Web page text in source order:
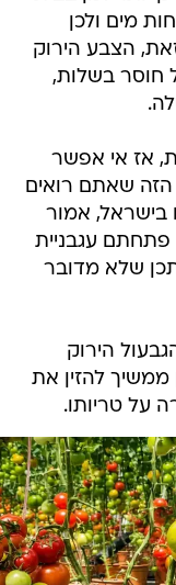
מים ולכן
הצבע הירוק
חוסר בשלות,
אז אי אפשר
הזה שאתם רואים
בישראל, אמור
פתחתם עגבניית
שלא מדובר
הירוק
ממשיך להזין את
על טריותו.